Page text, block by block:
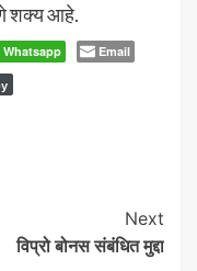
शक्य आहे.
Whatsapp
Email
Next
विप्रो बोनस संबंधित मुद्दा